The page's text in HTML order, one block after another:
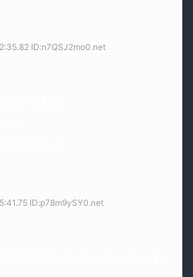
ID:n7QSJ2mo0.net
ID:p78m9ySY0.net